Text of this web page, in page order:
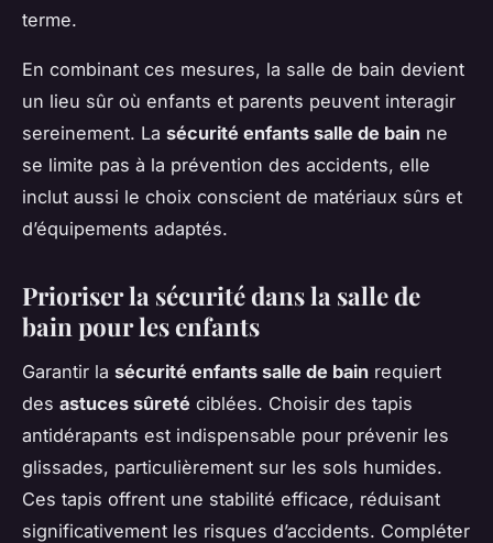
terme.
En combinant ces mesures, la salle de bain devient
un lieu sûr où enfants et parents peuvent interagir
sereinement. La sécurité enfants salle de bain ne
se limite pas à la prévention des accidents, elle
inclut aussi le choix conscient de matériaux sûrs et
d’équipements adaptés.
Prioriser la sécurité dans la salle de
bain pour les enfants
Garantir la sécurité enfants salle de bain requiert
des astuces sûreté ciblées. Choisir des tapis
antidérapants est indispensable pour prévenir les
glissades, particulièrement sur les sols humides.
Ces tapis offrent une stabilité efficace, réduisant
significativement les risques d’accidents. Compléter